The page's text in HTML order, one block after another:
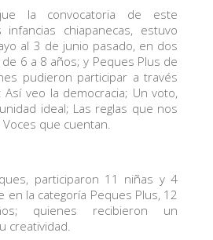
la convocatoria de este
chiapanecas, estuvo
al 3 de junio pasado, en dos
6 a 8 años; y Peques Plus de
pudieron participar a través
veo la democracia; Un voto,
ideal; Las reglas que nos
que cuentan.
participaron 11 niñas y 4
en la categoría Peques Plus, 12
quienes recibieron un
creatividad.